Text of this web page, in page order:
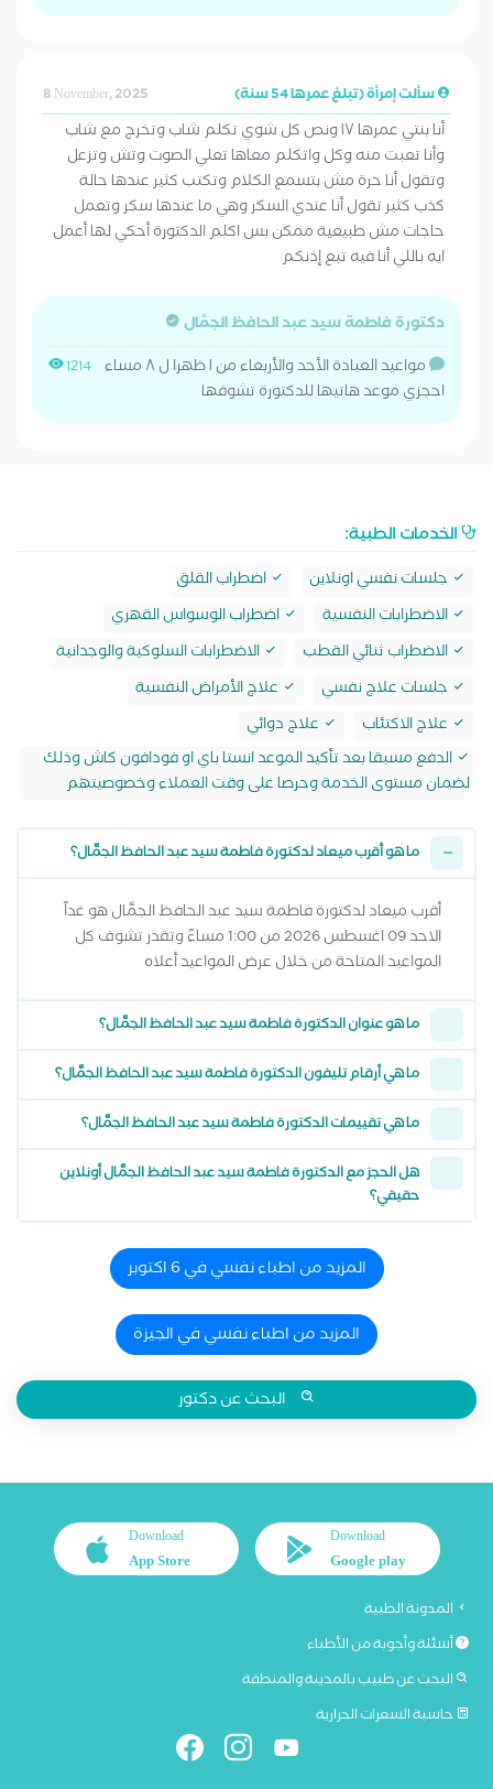
سألت إمرأة (تبلغ عمرها 54 سنة) 8 November, 2025
أنا بنتي عمرها ١٧ ونص كل شوي تكلم شاب وتخرج مع شاب
وأنا تعبت منه وكل واتكلم معاها تعلي الصوت وتش وتزعل
وتقول أنا حرة مش بتسمع الكلام وتكتب كثير عندها حالة
كذب كثير تقول أنا عندي السكر وهي ما عندها سكر وتعمل
حاجات مش طبيعية ممكن بس اكلم الدكتورة أحكي لها أعمل
ايه باللي أنا فيه تبع إذنكم
دكتورة فاطمة سيد عبد الحافظ الجمَّال
1214 مواعيد العيادة الأحد والأربعاء من ١ ظهرا ل ٨ مساء
احجزي موعد هاتيها للدكتورة تشوفها
الخدمات الطبية:
جلسات نفسي اونلاين
اضطراب القلق
الاضطرابات النفسية
اضطراب الوسواس القهري
الاضطراب ثنائي القطب
الاضطرابات السلوكية والوجدانية
جلسات علاج نفسي
علاج الأمراض النفسية
علاج الاكتئاب
علاج دوائي
الدفع مسبقا بعد تأكيد الموعد انستا باي او فودافون كاش وذلك
لضمان مستوى الخدمة وحرصا على وقت العملاء وخصوصيتهم
ما هو أقرب ميعاد لدكتورة فاطمة سيد عبد الحافظ الجمَّال؟
أقرب ميعاد لدكتورة فاطمة سيد عبد الحافظ الجمَّال هو غداً
الاحد 09 اغسطس 2026 من 1:00 مساءً وتقدر تشوف كل
المواعيد المتاحة من خلال عرض المواعيد أعلاه
ما هو عنوان الدكتورة فاطمة سيد عبد الحافظ الجمَّال؟
ما هي أرقام تليفون الدكتورة فاطمة سيد عبد الحافظ الجمَّال؟
ما هي تقييمات الدكتورة فاطمة سيد عبد الحافظ الجمَّال؟
هل الحجز مع الدكتورة فاطمة سيد عبد الحافظ الجمَّال أونلاين
حقيقي؟
المزيد من اطباء نفسي في 6 اكتوبر
المزيد من اطباء نفسي في الجيزة
البحث عن دكتور
Download
Google play
Download
App Store
المدونة الطبية
أسئلة وأجوبة من الأطباء
البحث عن طبيب بالمدينة والمنطقة
حاسبة السعرات الحرارية